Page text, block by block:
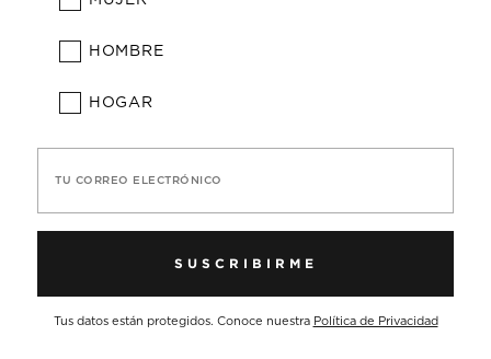
HOMBRE
HOGAR
TU CORREO ELECTRÓNICO
SUSCRIBIRME
Tus datos están protegidos. Conoce nuestra Política de Privacidad